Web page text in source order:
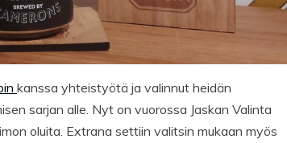
kanssa yhteistyötä ja valinnut heidän
sarjan alle. Nyt on vuorossa Jaskan Valinta
oluita. Extrana settiin valitsin mukaan myös